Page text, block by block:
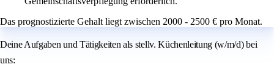
Das prognostizierte Gehalt liegt zwischen 2000 - 2500 € pro Monat.
Deine Aufgaben und Tätigkeiten als stellv. Küchenleitung (w/m/d) bei
uns: